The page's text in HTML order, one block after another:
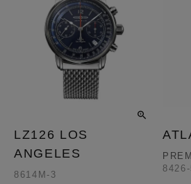
LZ126 LOS
ANGELES
8614M-3
8426-